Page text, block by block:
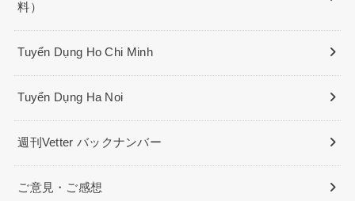
料）
Tuyển Dụng Ho Chi Minh
Tuyển Dụng Ha Noi
週刊Vetter バックナンバー
ご意見・ご感想